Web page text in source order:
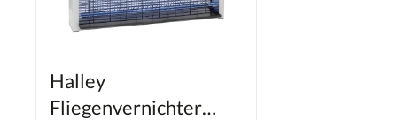
Halley
Fliegenvernichter